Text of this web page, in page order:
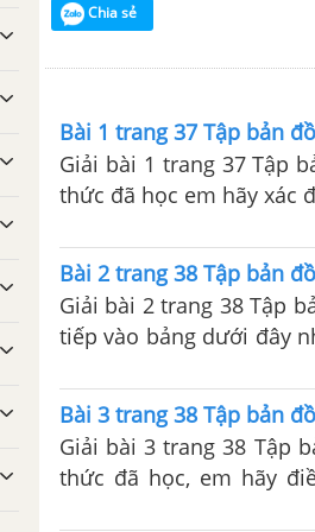
Chia sẻ
Bài 1 trang 37 Tập bản
Giải bài 1 trang 37 Tập
thức đã học em hãy xác
Bài 2 trang 38 Tập bản
Giải bài 2 trang 38 Tập
tiếp vào bảng dưới đây
Bài 3 trang 38 Tập bản
Giải bài 3 trang 38 Tập
thức đã học, em hãy